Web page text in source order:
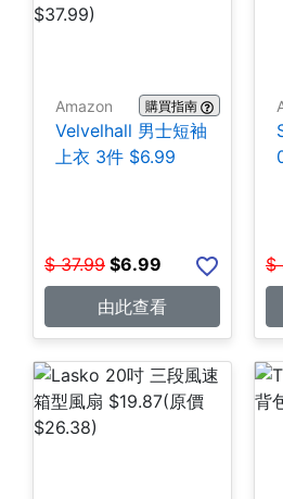
Amazon 購買指南
Velvelhall 男士短袖
上衣 3件 $6.99
$ 37.99 $6.99
由此查看
$